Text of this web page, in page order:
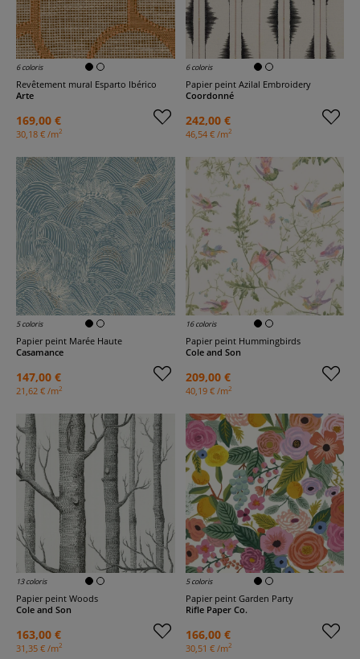
6 coloris
Revêtement mural Esparto Ibérico
Arte
169,00 €
30,18 € /m2
6 coloris
Papier peint Azilal Embroidery
Coordonné
242,00 €
46,54 € /m2
5 coloris
Papier peint Marée Haute
Casamance
147,00 €
21,62 € /m2
16 coloris
Papier peint Hummingbirds
Cole and Son
209,00 €
40,19 € /m2
13 coloris
Papier peint Woods
Cole and Son
163,00 €
31,35 € /m2
5 coloris
Papier peint Garden Party
Rifle Paper Co.
166,00 €
30,51 € /m2